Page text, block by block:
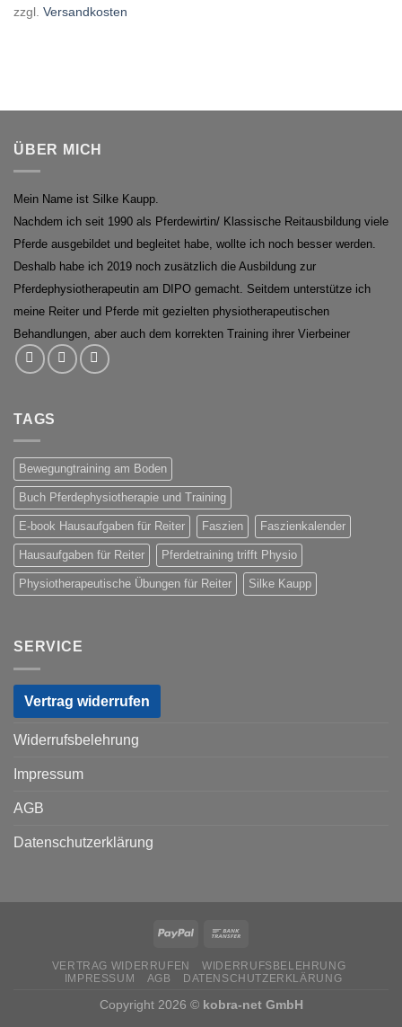
zzgl. Versandkosten
ÜBER MICH
Mein Name ist Silke Kaupp.
Nachdem ich seit 1990 als Pferdewirtin/ Klassische Reitausbildung viele
Pferde ausgebildet und begleitet habe, wollte ich noch besser werden.
Deshalb habe ich 2019 noch zusätzlich die Ausbildung zur
Pferdephysiotherapeutin am DIPO gemacht. Seitdem unterstütze ich
meine Reiter und Pferde mit gezielten physiotherapeutischen
Behandlungen, aber auch dem korrekten Training ihrer Vierbeiner
TAGS
Bewegungtraining am Boden
Buch Pferdephysiotherapie und Training
E-book Hausaufgaben für Reiter Faszien Faszienkalender
Hausaufgaben für Reiter Pferdetraining trifft Physio
Physiotherapeutische Übungen für Reiter Silke Kaupp
SERVICE
Vertrag widerrufen
Widerrufsbelehrung
Impressum
AGB
Datenschutzerklärung
VERTRAG WIDERRUFEN
WIDERRUFSBELEHRUNG
IMPRESSUM
AGB DATENSCHUTZERKLÄRUNG
Copyright 2026 © kobra-net GmbH